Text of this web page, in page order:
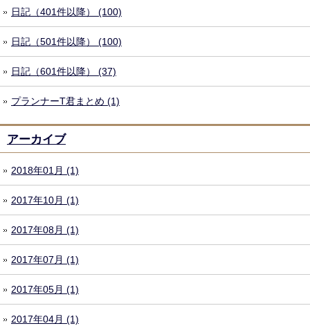
日記（401件以降） (100)
日記（501件以降） (100)
日記（601件以降） (37)
プランナーT君まとめ (1)
アーカイブ
2018年01月 (1)
2017年10月 (1)
2017年08月 (1)
2017年07月 (1)
2017年05月 (1)
2017年04月 (1)